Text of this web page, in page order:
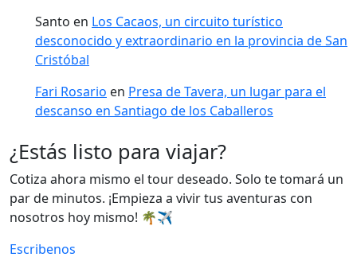
Santo en Los Cacaos, un circuito turístico
desconocido y extraordinario en la provincia de San
Cristóbal
Fari Rosario en Presa de Tavera, un lugar para el
descanso en Santiago de los Caballeros
¿Estás listo para viajar?
Cotiza ahora mismo el tour deseado. Solo te tomará un
par de minutos. ¡Empieza a vivir tus aventuras con
nosotros hoy mismo! 🌴✈️
Escribenos